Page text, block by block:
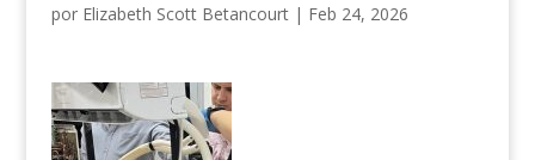
por Elizabeth Scott Betancourt| Feb 24, 2026